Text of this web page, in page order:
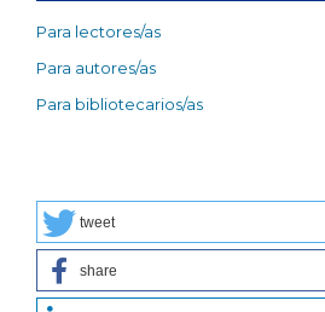
Para lectores/as
Para autores/as
Para bibliotecarios/as
tweet
share